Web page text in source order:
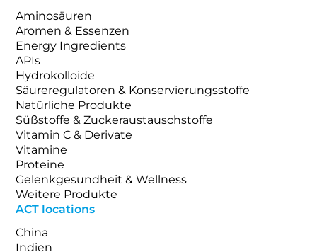
Aminosäuren
Aromen & Essenzen
Energy Ingredients
APIs
Hydrokolloide
Säureregulatoren & Konservierungsstoffe
Natürliche Produkte
Süßstoffe & Zuckeraustauschstoffe
Vitamin C & Derivate
Vitamine
Proteine
Gelenkgesundheit & Wellness
Weitere Produkte
ACT locations
China
Indien